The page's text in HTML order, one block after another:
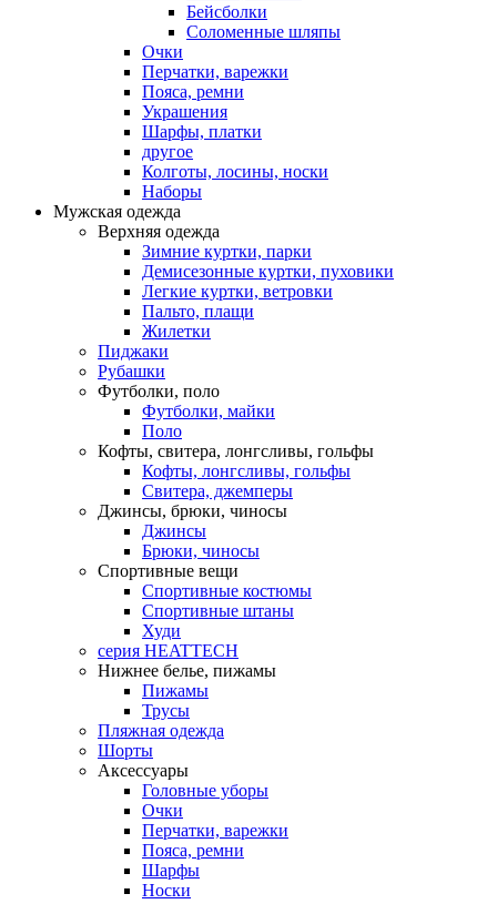
Бейсболки
Соломенные шляпы
Очки
Перчатки, варежки
Пояса, ремни
Украшения
Шарфы, платки
другое
Колготы, лосины, носки
Наборы
Мужская одежда
Верхняя одежда
Зимние куртки, парки
Демисезонные куртки, пуховики
Легкие куртки, ветровки
Пальто, плащи
Жилетки
Пиджаки
Рубашки
Футболки, поло
Футболки, майки
Поло
Кофты, свитера, лонгсливы, гольфы
Кофты, лонгсливы, гольфы
Свитера, джемперы
Джинсы, брюки, чиносы
Джинсы
Брюки, чиносы
Спортивные вещи
Спортивные костюмы
Спортивные штаны
Худи
серия HEATTECH
Нижнее белье, пижамы
Пижамы
Трусы
Пляжная одежда
Шорты
Аксессуары
Головные уборы
Очки
Перчатки, варежки
Пояса, ремни
Шарфы
Носки